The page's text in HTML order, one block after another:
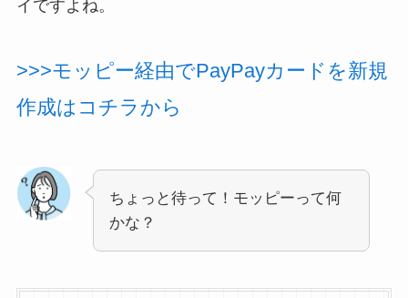
イですよね。
>>>モッピー経由でPayPayカードを新規
作成はコチラから
ちょっと待って！モッピーって何
かな？